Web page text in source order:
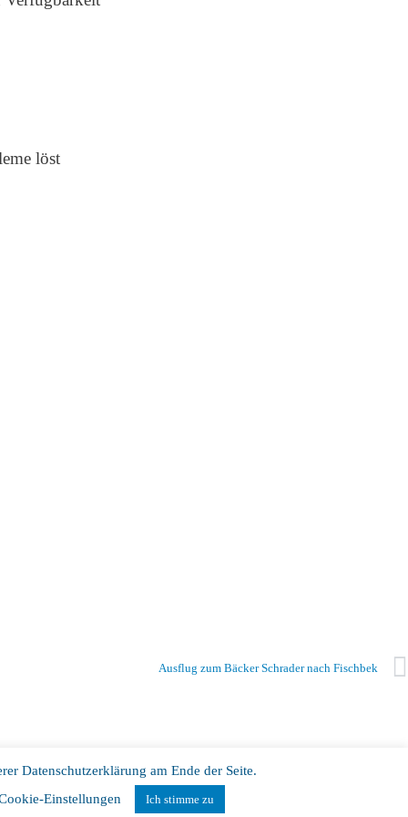
löst
Ausflug zum Bäcker Schrader nach Fischbek
Datenschutzerklärung am Ende der Seite.
Einstellungen Ich stimme zu